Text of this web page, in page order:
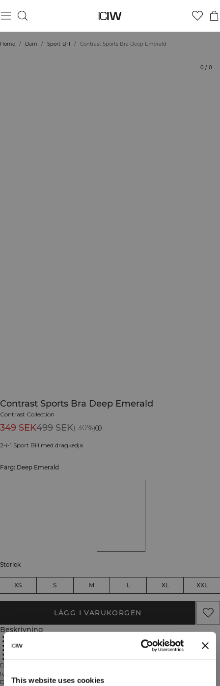
This website uses cookies
Home / Dam / Sport-BH / Contrast Sports Bra Deep Emerald
0 / 0
Contrast Sports Bra Deep Emerald
Contrast Collection
349 SEK499 SEK(-30%)
2-i-1 Sport BH med dragkedja
Färg: Deep Emerald
Storlek
XS S M L XL XXL
LÄGG I VARUKORGEN
Beskrivning
Uttagbara inlägg
Praktisk dragkedja fram
77% Nylon, 23% Spandex
Denna 2-i-1 Sport-bh är designad för optimal prestanda med
fukttransporterande material som håller dig torr under hela träningspasset.
Den har four-way stretch som ger dig full rörelsefrihet och uttagbara inlägg